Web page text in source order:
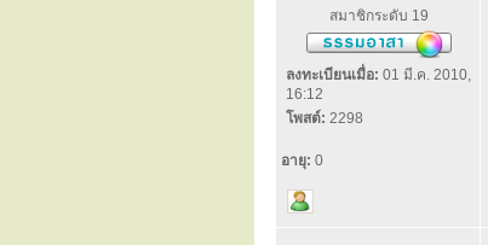
สมาชิกระดับ 19
ลงทะเบียนเมื่อ: 01 มี.ค. 2010,
16:12
โพสต์: 2298
อายุ: 0